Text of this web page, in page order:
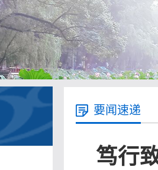
要闻速递
笃行